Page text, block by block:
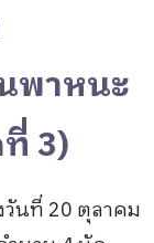
พาหนะ
3)
นที่ 20 ตุลาคม